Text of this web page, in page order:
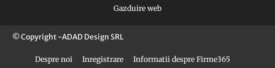
Gazduire web
© Copyright -ADAD Design SRL
Despre noi Inregistrare
Informatii despre Firme365